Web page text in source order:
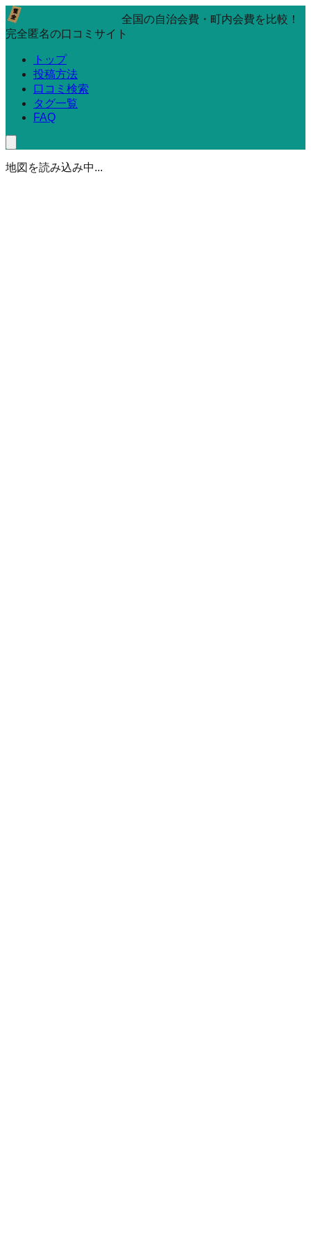
全国の自治会費・町内会費を比較！
完全匿名の口コミサイト
トップ
投稿方法
口コミ検索
タグ一覧
FAQ
地図を読み込み中...